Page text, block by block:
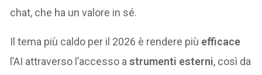
chat, che ha un valore in sé.
Il tema più caldo per il 2026 è rendere più efficace
l’AI attraverso l’accesso astrumenti esterni, così da